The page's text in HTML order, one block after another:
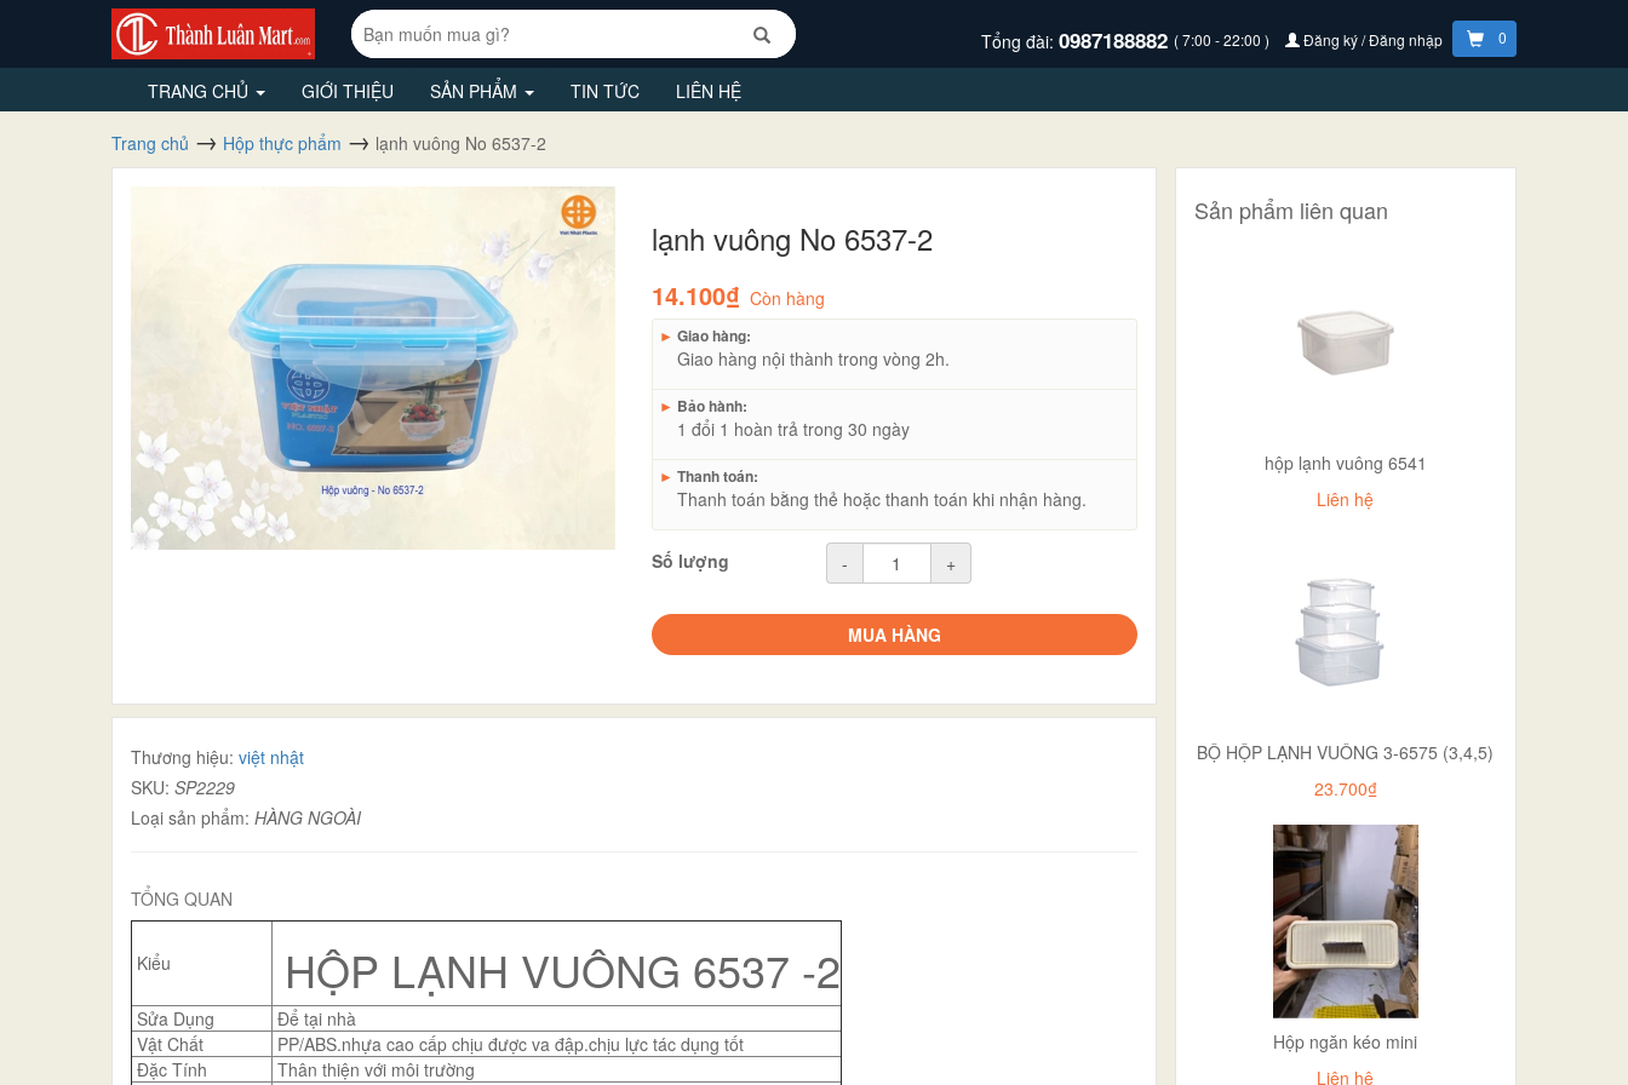
Tổng đài: 0987188882 ( 7:00 - 22:00 ) Đăng ký / Đăng nhập 0
TRANG CHỦ GIỚI THIỆU SẢN PHẨM TIN TỨC LIÊN HỆ
Trang chủ Hộp thực phẩm lạnh vuông No 6537-2
lạnh vuông No 6537-2
14.100₫ Còn hàng
► Giao hàng:
Giao hàng nội thành trong vòng 2h.
► Bảo hành:
1 đổi 1 hoàn trả trong 30 ngày
► Thanh toán:
Thanh toán bằng thẻ hoặc thanh toán khi nhận hàng.
Số lượng - +
MUA HÀNG
Thương hiệu: việt nhật
SKU: SP2229
Loại sản phẩm: HÀNG NGOÀI
TỔNG QUAN
Kiểu HỘP LẠNH VUÔNG 6537 -2
Sửa Dụng
Để tại nhà
Vật Chất
PP/ABS.nhựa cao cấp chịu được va đập.chịu lực tác dụng tốt
Đặc Tính
Thân thiện với môi trường
Sản phẩm liên quan
hộp lạnh vuông 6541
Liên hệ
BỘ HỘP LẠNH VUÔNG 3-6575 (3,4,5)
23.700₫
Hộp ngăn kéo mini
Liên hệ